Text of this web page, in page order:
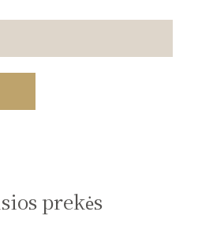
prekės